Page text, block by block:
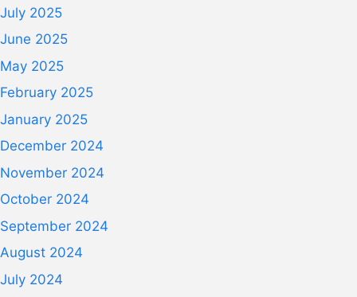
July 2025
June 2025
May 2025
February 2025
January 2025
December 2024
November 2024
October 2024
September 2024
August 2024
July 2024